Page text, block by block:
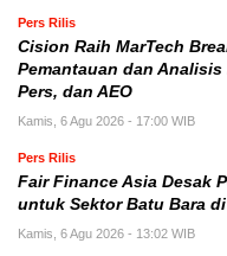
Pers Rilis
Cision Raih MarTech
Pemantauan dan
Pers, dan AEO
Kamis, 6 Agu 2026 - 17:00 WIB
Pers Rilis
Fair Finance Asia Desak
untuk Sektor Batu Bara di
Kamis, 6 Agu 2026 - 13:02 WIB